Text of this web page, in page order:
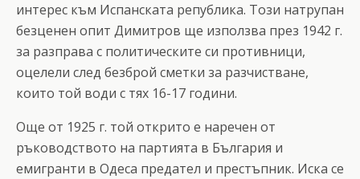
интерес към Испанската република. Този натрупан
безценен опит Димитров ще използва през 1942 г.
за разправа с политическите си противници,
оцелели след безброй сметки за разчистване,
които той води с тях 16-17 години.
Още от 1925 г. той открито е наречен от
ръководството на партията в България и
емигранти в Одеса предател и престъпник. Иска се